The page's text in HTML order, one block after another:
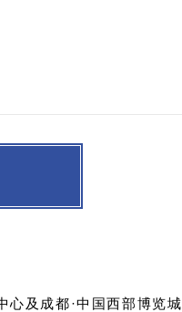
及成都·中国西部博览